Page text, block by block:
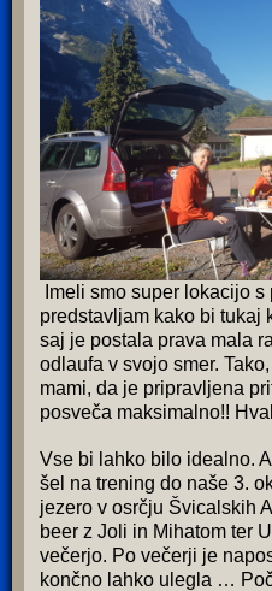
Imeli smo super lokacijo
predstavljam kako bi tukaj
saj je postala prava mala
odlaufa v svojo smer.
mami, da je pripravljena
posveča maksimalno!!
Vse bi lahko bilo idealno.
šel na trening do naše 3.
jezero v osrčju Švicalskih
beer z Joli in Mihatom ter
večerjo. Po večerji je
končno lahko ulegla …